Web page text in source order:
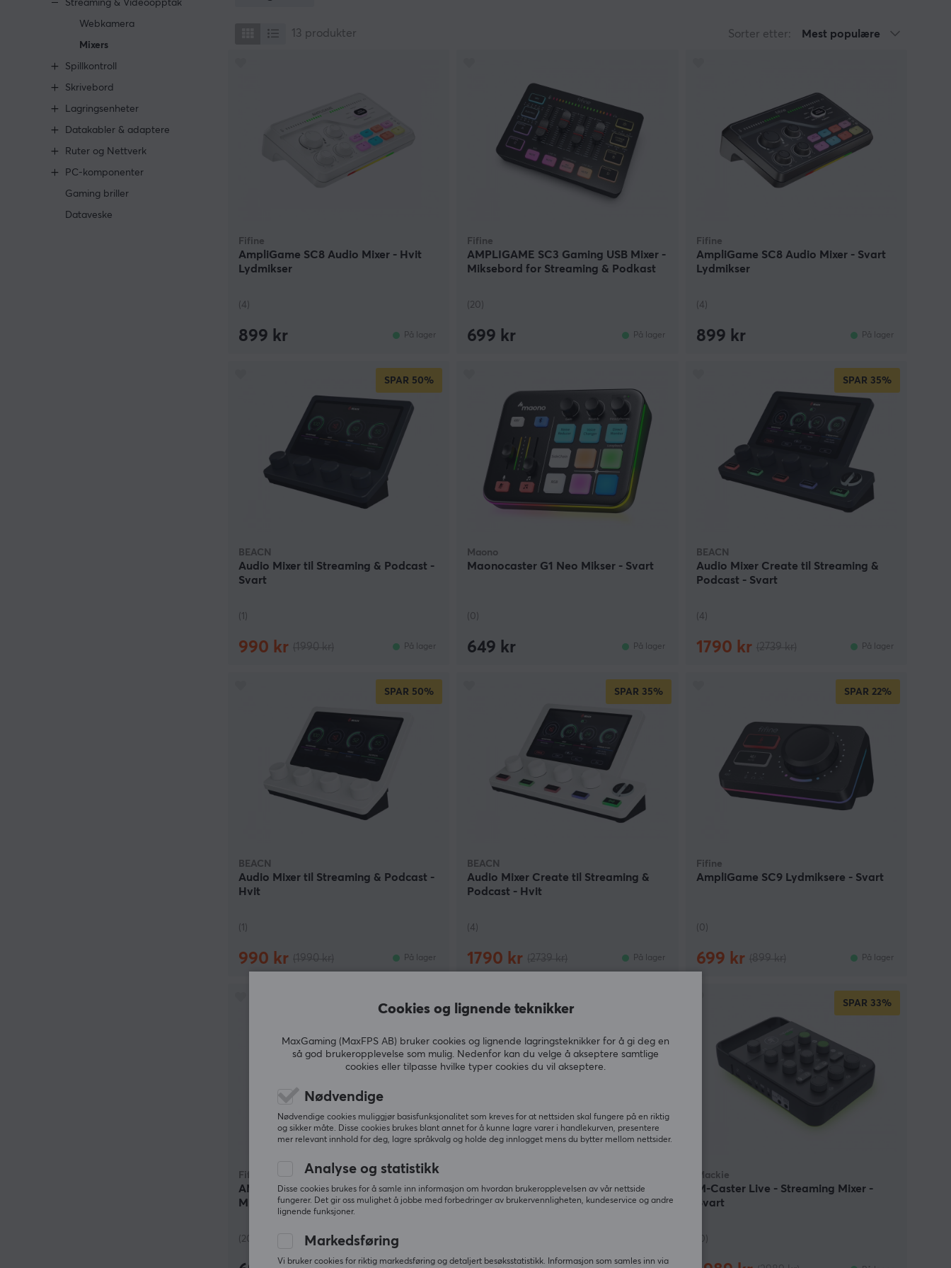
Streaming & Videoopptak
Webkamera
Mixers
Spillkontroll
Skrivebord
Lagringsenheter
Datakabler & adaptere
Ruter og Nettverk
PC-komponenter
Gaming briller
Dataveske
13 produkter Sorter etter: Mest populære
Fifine
AmpliGame SC8 Audio Mixer - Hvit
Lydmikser
(4)
899 kr På lager
Fifine
AMPLIGAME SC3 Gaming USB Mixer -
Miksebord for Streaming & Podkast
(20)
699 kr På lager
Fifine
AmpliGame SC8 Audio Mixer - Svart
Lydmikser
(4)
899 kr På lager
SPAR 50%
BEACN
Audio Mixer til Streaming & Podcast -
Svart
(1)
990 kr På lager
Maono
Maonocaster G1 Neo Mikser - Svart
(0)
649 kr På lager
SPAR 35%
BEACN
Audio Mixer Create til Streaming &
Podcast - Svart
(4)
1790 kr På lager
SPAR 50%
BEACN
Audio Mixer til Streaming & Podcast -
Hvit
(1)
990 kr På lager
SPAR 35%
BEACN
Audio Mixer Create til Streaming &
Podcast - Hvit
(4)
1790 kr På lager
SPAR 22%
Fifine
AmpliGame SC9 Lydmiksere - Svart
(0)
699 kr På lager
Fifine
AMPLIGAME SC3 Gaming USB Mixer -
Miksebord for Streaming & Podkast -
(20)
AmpliGame SC9 Lydmikser - Hvit
SPAR 33%
Mackie
M-Caster Live - Streaming Mixer -
Svart
(0)
Cookies og lignende teknikker
MaxGaming (MaxFPS AB) bruker cookies og lignende lagringsteknikker for å gi deg en
så god brukeropplevelse som mulig. Nedenfor kan du velge å akseptere samtlige
cookies eller tilpasse hvilke typer cookies du vil akseptere.
Nødvendige
Nødvendige cookies muliggjør basisfunksjonalitet som kreves for at nettsiden skal fungere på en riktig
og sikker måte. Disse cookies brukes blant annet for å kunne lagre varer i handlekurven, presentere
mer relevant innhold for deg, lagre språkvalg og holde deg innlogget mens du bytter mellom nettsider.
Analyse og statistikk
Disse cookies brukes for å samle inn informasjon om hvordan brukeropplevelsen av vår nettside
fungerer. Det gir oss mulighet å jobbe med forbedringer av brukervennligheten, kundeservice og andre
lignende funksjoner.
Markedsføring
Vi bruker cookies for riktig markedsføring og detaljert besøksstatistikk. Informasjon som samles inn via